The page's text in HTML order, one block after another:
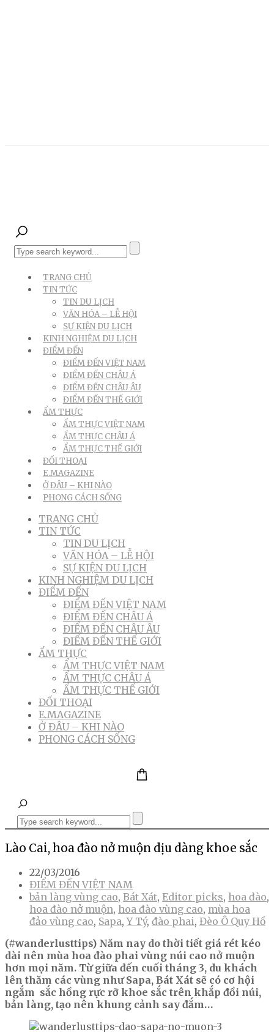
TRANG CHỦ
TIN TỨC
TIN DU LỊCH
VĂN HÓA – LỄ HỘI
SỰ KIỆN DU LỊCH
KINH NGHIỆM DU LỊCH
ĐIỂM ĐẾN
ĐIỂM ĐẾN VIỆT NAM
ĐIỂM ĐẾN CHÂU Á
ĐIỂM ĐẾN CHÂU ÂU
ĐIỂM ĐẾN THẾ GIỚI
ẨM THỰC
ẨM THỰC VIỆT NAM
ẨM THỰC CHÂU Á
ẨM THỰC THẾ GIỚI
ĐỐI THOẠI
E.MAGAZINE
Ở ĐÂU – KHI NÀO
PHONG CÁCH SỐNG
TRANG CHỦ
TIN TỨC
TIN DU LỊCH
VĂN HÓA – LỄ HỘI
SỰ KIỆN DU LỊCH
KINH NGHIỆM DU LỊCH
ĐIỂM ĐẾN
ĐIỂM ĐẾN VIỆT NAM
ĐIỂM ĐẾN CHÂU Á
ĐIỂM ĐẾN CHÂU ÂU
ĐIỂM ĐẾN THẾ GIỚI
ẨM THỰC
ẨM THỰC VIỆT NAM
ẨM THỰC CHÂU Á
ẨM THỰC THẾ GIỚI
ĐỐI THOẠI
E.MAGAZINE
Ở ĐÂU – KHI NÀO
PHONG CÁCH SỐNG
Lào Cai, hoa đào nở muộn dịu dàng khoe sắc
22/03/2016
ĐIỂM ĐẾN VIỆT NAM
bản làng vùng cao, Bát Xát, Editor picks, hoa đào,
hoa đào nở muộn, hoa đào vùng cao, mùa hoa
đảo vùng cao, Sapa,Y Tý, đào phai, Đèo Ô Quy Hồ
(#wanderlusttips) Năm nay do thời tiết giá rét kéo
dài nên mùa hoa đào phai vùng núi cao nở muộn
hơn mọi năm. Từ giữa đến cuối tháng 3, du khách
lên thăm các vùng như Sapa, Bát Xát sẽ có cơ hội
ngắm sắc hồng rực rỡ khoe sắc trên khắp đồi núi,
bản làng, tạo nên khung cảnh say đắm…